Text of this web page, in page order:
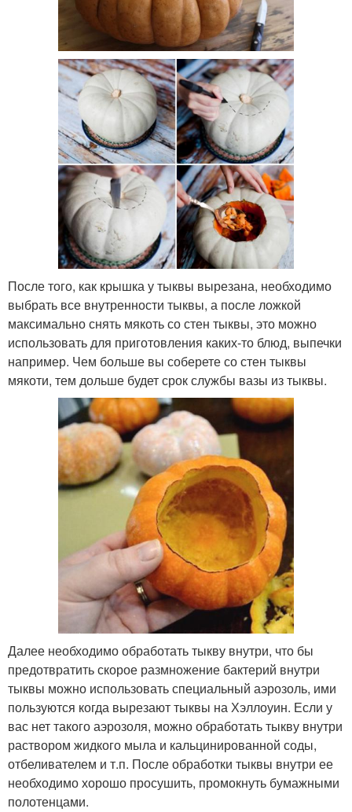
После того, как крышка у тыквы вырезана, необходимо
выбрать все внутренности тыквы, а после ложкой
максимально снять мякоть со стен тыквы, это можно
использовать для приготовления каких-то блюд, выпечки
например. Чем больше вы соберете со стен тыквы
мякоти, тем дольше будет срок службы вазы из тыквы.
Далее необходимо обработать тыкву внутри, что бы
предотвратить скорое размножение бактерий внутри
тыквы можно использовать специальный аэрозоль, ими
пользуются когда вырезают тыквы на Хэллоуин. Если у
вас нет такого аэрозоля, можно обработать тыкву внутри
раствором жидкого мыла и кальцинированной соды,
отбеливателем и т.п. После обработки тыквы внутри ее
необходимо хорошо просушить, промокнуть бумажными
полотенцами.